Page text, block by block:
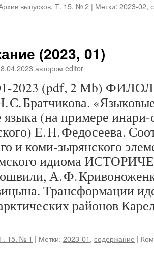
выпусков, Т. 15. № 2 | Метки: 2023-02,
(2023, 01)
автором editor
2023 (pdf, 2 Mb)
Братчикова. «Языковые
(на примере инари-
Е. Н. Федосеева.
и коми-зырянского
идиома
А. Ф.
Трансформации
районов
15. № 1 | Метки: 2023-01, содержание |